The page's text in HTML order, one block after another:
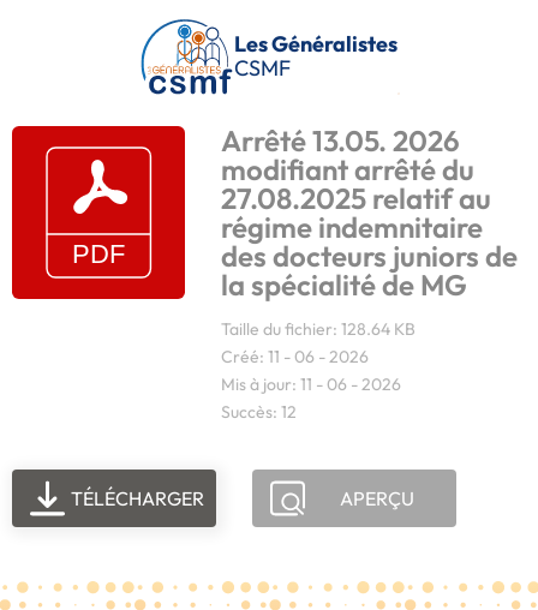
Passer au contenu principal
Les Généralistes
CSMF
Arrêté 13.05. 2026
modifiant arrêté du
27.08.2025 relatif au
régime indemnitaire
des docteurs juniors de
la spécialité de MG
Taille du fichier: 128.64 KB
Créé: 11 - 06 - 2026
Mis à jour: 11 - 06 - 2026
Succès: 12
TÉLÉCHARGER APERÇU